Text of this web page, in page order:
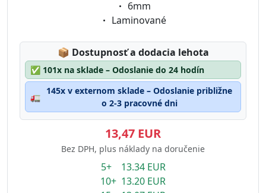
Eigenschaft:
6mm
Eigenschaft:
Laminované
📦 Lagerstatus:
Dostupnosť a dodacia lehota
✅ 101x na sklade – Odoslanie do 24 hodín
🚛
145x v externom sklade – Odoslanie približne
o 2-3 pracovné dni
13,47 EUR
Bez DPH, plus náklady na doručenie
5+ 13.34 EUR
10+ 13.20 EUR